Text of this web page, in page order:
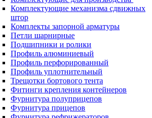
Комплектующие механизма сдвижных
штор
Комплекты запорной арматуры
Петли шарнирные
Подшипники и ролики
Профиль алюминиевый
Профиль перфорированный
Профиль уплотнительный
Трещотки бортового тента
Фитинги крепления контейнеров
Фурнитура полуприцепов
Фурнитура прицепов